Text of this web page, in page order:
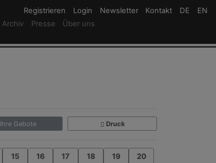
Archiv Presse Über uns
Registrieren Registrieren
Login Login
NewsletterNewsletter
Kontakt Newsletter
DE EN
Ihre Gebote Druck
15 16 17 18 19 20